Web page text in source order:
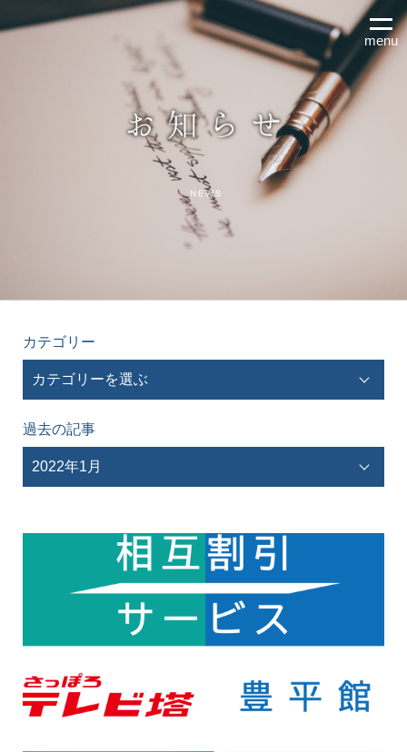
menu
カテゴリー
カテゴリーを選ぶ
過去の記事
2022年1月